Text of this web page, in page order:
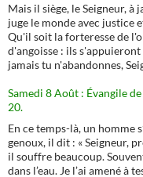
Mais il siège, le Seigneur,
juge le monde avec justice
Qu'il soit la forteresse de
d'angoisse : ils
jamais tu n'abandonnes,
Samedi 8 Août : Évangile
20.
En ce temps-là, un homme
genoux, il dit : « Seigneur,
il souffre beaucoup.
dans l’eau. Je l’ai amené à